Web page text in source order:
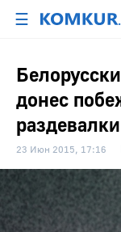
☰
донес
раздевалки
23 Июн 2015, 17:16